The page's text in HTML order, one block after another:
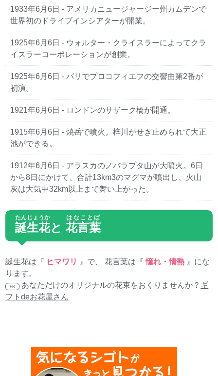
1933年6月6日 - アメリカニュージャージー州カムデンで
世界初のドライブインシアターが開業。
1925年6月6日 - ウォルター・クライスラーによってクラ
イスラーコーポレーションが創業。
1925年6月6日 - パリでプロコフィエフの交響曲第2番が
初演。
1921年6月6日 - ロンドンのサザーク橋が開通。
1915年6月6日 - 焼岳で噴火。梓川がせき止められて大正
池ができる。
1912年6月6日 - アラスカのノバラプタ山が大噴火。6日
から8日にかけて、合計13km3のマグマが噴出し、火山
灰は大気中32km以上まで舞い上がった。
誕生花
たんじょうか
と花言葉
はなことば
誕生花は『 ヒマワリ 』で、 花言葉は『憧れ・情熱 』にな
ります。
PR あなただけのオリジナルの花束をおくりませんか？ ギ
フトdeお花屋さん